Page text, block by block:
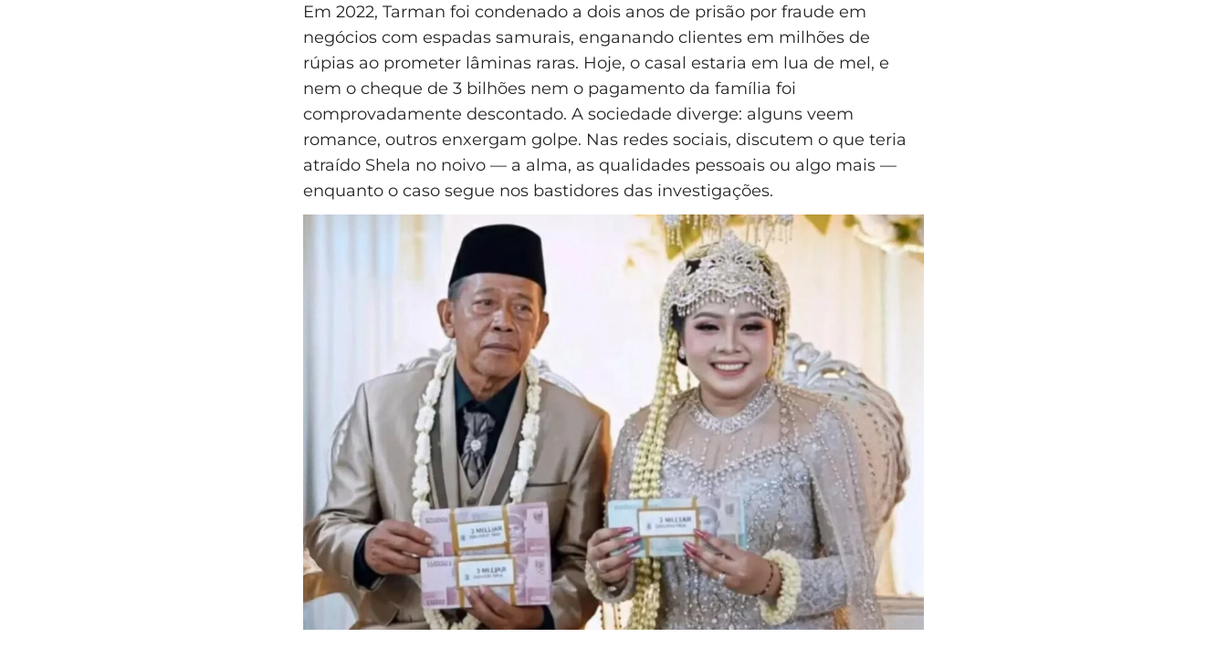
Em 2022, Tarman foi condenado a dois anos de prisão por fraude em
negócios com espadas samurais, enganando clientes em milhões de
rúpias ao prometer lâminas raras. Hoje, o casal estaria em lua de mel, e
nem o cheque de 3 bilhões nem o pagamento da família foi
comprovadamente descontado. A sociedade diverge: alguns veem
romance, outros enxergam golpe. Nas redes sociais, discutem o que teria
atraído Shela no noivo — a alma, as qualidades pessoais ou algo mais —
enquanto o caso segue nos bastidores das investigações.